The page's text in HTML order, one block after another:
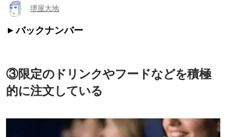
堺屋大地
バックナンバー
③限定のドリンクやフードなどを積極
的に注文している